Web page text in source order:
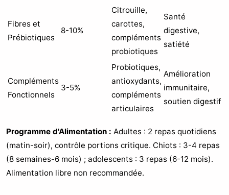
Fibres et
Prébiotiques
8-10%
Citrouille,
carottes,
compléments
probiotiques
Santé
digestive,
satiété
Compléments
Fonctionnels
3-5%
Probiotiques,
antioxydants,
compléments
articulaires
Amélioration
immunitaire,
soutien digestif
Programme d'Alimentation : Adultes : 2 repas quotidiens
(matin-soir), contrôle portions critique. Chiots : 3-4 repas
(8 semaines-6 mois) ; adolescents : 3 repas (6-12 mois).
Alimentation libre non recommandée.